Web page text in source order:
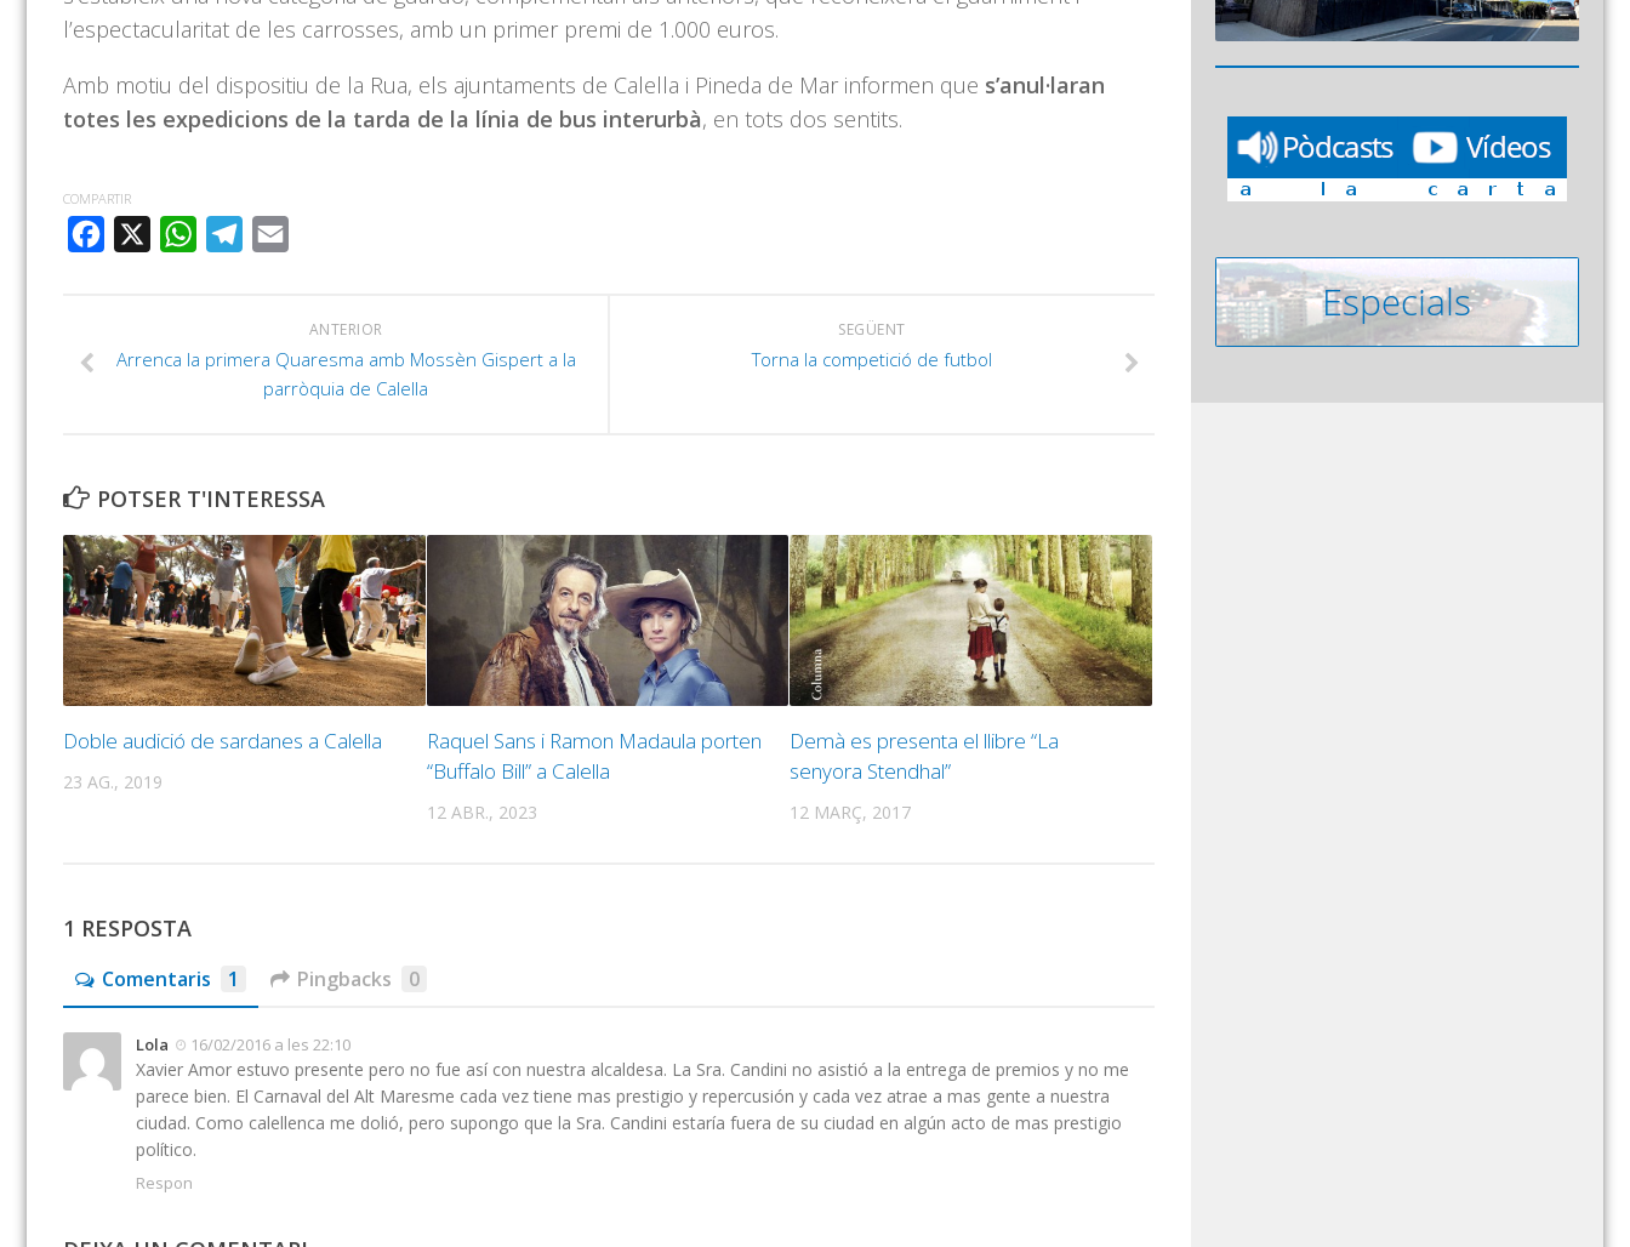
l’espectacularitat de les carrosses, amb un primer premi de 1.000 euros.
Amb motiu del dispositiu de la Rua, els ajuntaments de Calella i Pineda de Mar informen que s’anul·laran
totes les expedicions de la tarda de la línia de bus interurbà, en tots dos sentits.
COMPARTIR
FACEBOOK
WHATSAPPTELEGRAM
SEGÜENT
Torna la competició de futbol
ANTERIOR
Arrenca la primera Quaresma amb Mossèn Gispert a la
parròquia de Calella
POTSER T'INTERESSA
Doble audició de sardanes a Calella
23 AG., 2019
Raquel Sans i Ramon Madaula porten
“Buffalo Bill” a Calella
12 ABR., 2023
Demà es presenta el llibre “La
senyora Stendhal”
12 MARÇ, 2017
1 RESPOSTA
Comentaris 1 Pingbacks 0
Lola 16/02/2016 a les 22:10
Xavier Amor estuvo presente pero no fue así con nuestra alcaldesa. La Sra. Candini no asistió a la entrega de premios y no me
parece bien. El Carnaval del Alt Maresme cada vez tiene mas prestigio y repercusión y cada vez atrae a mas gente a nuestra
ciudad. Como calellenca me dolió, pero supongo que la Sra. Candini estaría fuera de su ciudad en algún acto de mas prestigio
político.
Respon